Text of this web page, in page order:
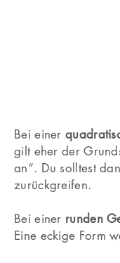
Bei einer
gilt eher der
an“. Du solltest
zurückgreifen.
Bei einer runden
Eine eckige Form